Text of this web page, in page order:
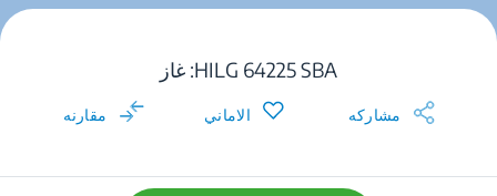
HILG 64225 SBA: غاز
مشاركه الاماني مقارنه